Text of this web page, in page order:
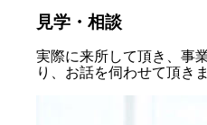
見学・相談
実際に来所して頂き、事
り、お話を伺わせて頂き